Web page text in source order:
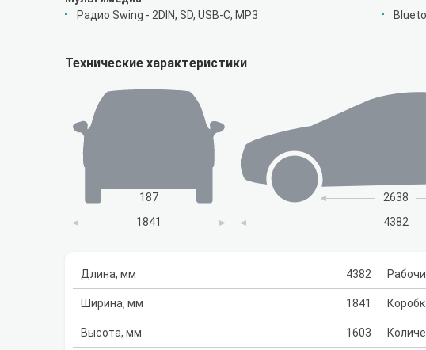
Радио Swing - 2DIN, SD, USB-C, MP3
Технические характеристики
187
1841
2638
4382
Длина, мм 4382
Ширина, мм 1841
Высота, мм 1603